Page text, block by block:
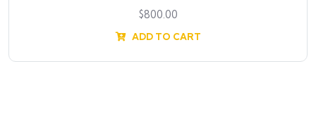
$800.00
ADD TO CART